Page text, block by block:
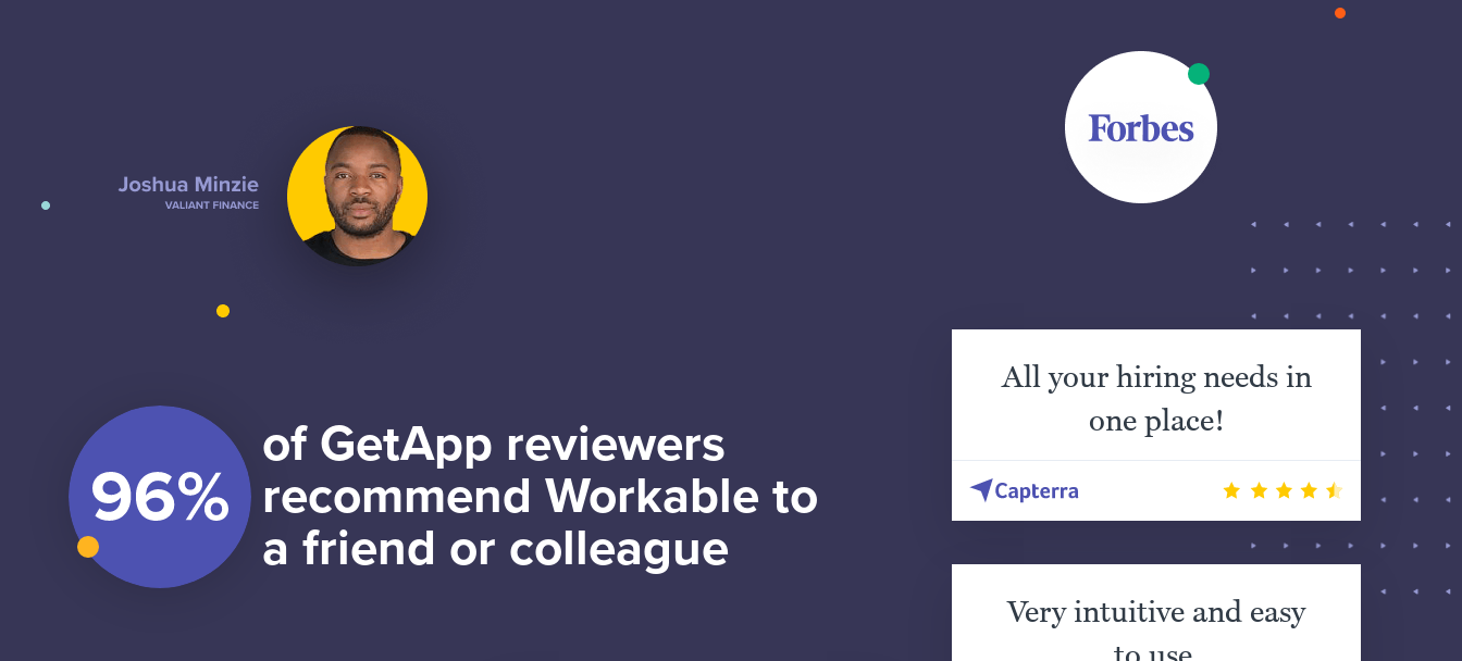
of GetApp reviewers
recommend Workable to
a friend or colleague
All your hiring needs in
one place!
Very intuitive and easy